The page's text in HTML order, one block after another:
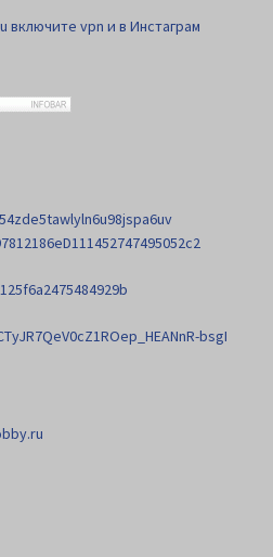
включите vpn и в Инстаграм
bsgI